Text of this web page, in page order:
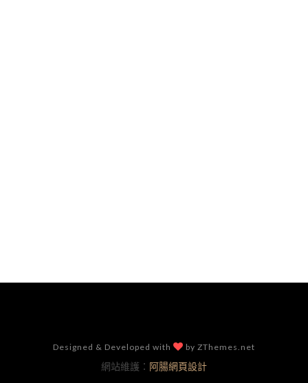
Designed & Developed with by ZThemes.net
網站維護： 阿腸網頁設計